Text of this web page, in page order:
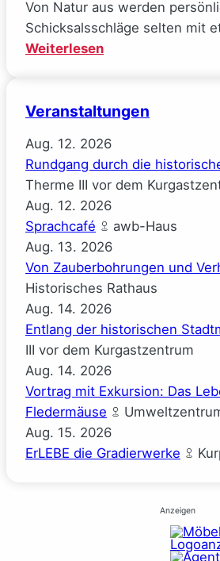
Von Natur aus werden
Schicksalsschläge selten mit
Weiterlesen:
(Josephine
Veranstaltungen
Aug. 12. 2026
Rundgang durch die
Therme III vor dem
Aug. 12. 2026
Sprachcafé
awb-Haus
Aug. 13. 2026
Von Zauberbohrungen und
Historisches Rathaus
Aug. 14. 2026
Entlang der historischen
III vor dem Kurgastzentrum
Aug. 14. 2026
Vortrag mit Exkursion: Das
Fledermäuse
Aug. 15. 2026
ErLEBE die Gradierwerke
Anzeigen